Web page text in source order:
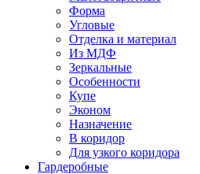
Форма
Угловые
Отделка и материал
Из МДФ
Зеркальные
Особенности
Купе
Эконом
Назначение
В коридор
Для узкого коридора
Гардеробные